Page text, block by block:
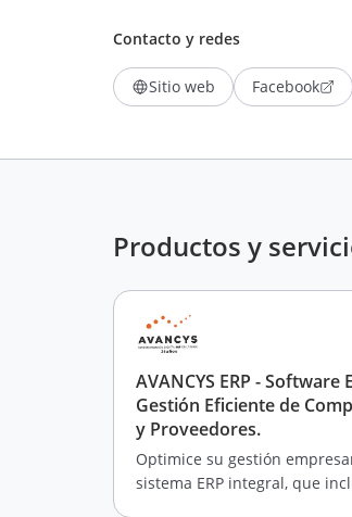
Contacto y redes
Sitio web Facebook
Productos y
AVANCYS ERP - Software
Gestión Eficiente de
y Proveedores.
Optimice su gestión
sistema ERP integral, que